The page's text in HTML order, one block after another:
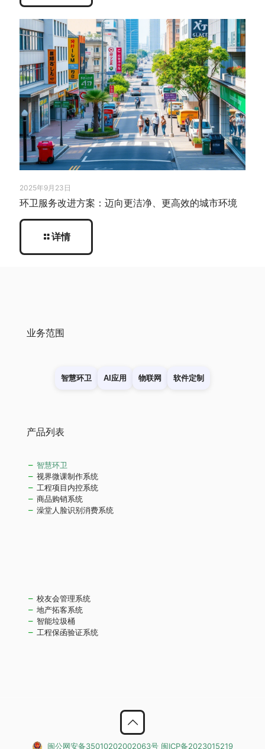
2025年9月23日
环卫服务改进方案：迈向更洁净、更高效的城市环境
详情
业务范围
智慧环卫 AI应用 物联网 软件定制
产品列表
智慧环卫
视界微课制作系统
工程项目内控系统
商品购销系统
澡堂人脸识别消费系统
校友会管理系统
地产拓客系统
智能垃圾桶
工程保函验证系统
闽公网安备35010202002063号 闽ICP备2023015219